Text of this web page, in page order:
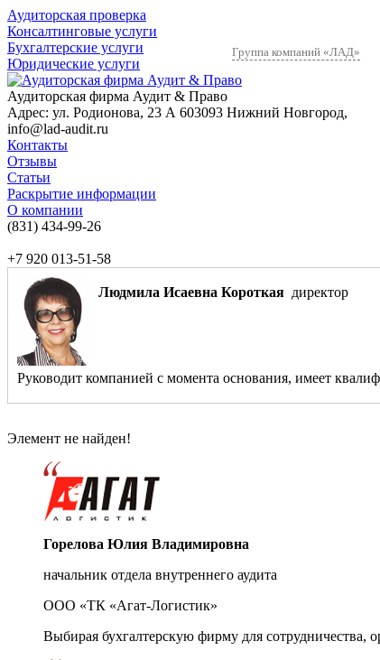
Аудиторская проверка
Консалтинговые услуги
Бухгалтерские услуги
Юридические услуги
Группа компаний «ЛАД»
Аудиторская фирма Аудит & Право
Адрес: ул. Родионова, 23 А 603093 Нижний Новгород,
info@lad-audit.ru
Контакты
Отзывы
Статьи
Раскрытие информации
О компании
(831) 434-99-26
+7 920 013-51-58
Людмила Исаевна Короткая директор
Руководит компанией с момента основания, имеет
Элемент не найден!
Горелова Юлия Владимировна
начальник отдела внутреннего аудита
ООО «ТК «Агат-Логистик»
Выбирая бухгалтерскую фирму для